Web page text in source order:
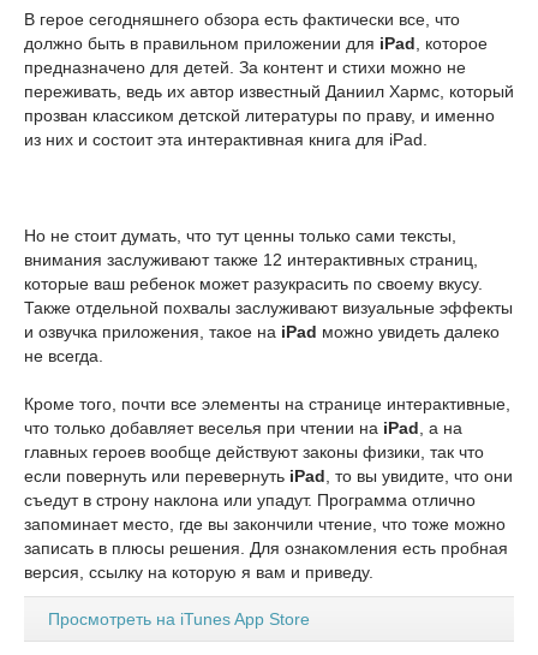
В герое сегодняшнего обзора есть фактически все, что
должно быть в правильном приложении для iPad , которое
предназначено для детей. За контент и стихи можно не
переживать, ведь их автор известный Даниил Хармс, который
прозван классиком детской литературы по праву, и именно
из них и состоит эта интерактивная книга для iPad.
Но не стоит думать, что тут ценны только сами тексты,
внимания заслуживают также 12 интерактивных страниц,
которые ваш ребенок может разукрасить по своему вкусу.
Также отдельной похвалы заслуживают визуальные эффекты
и озвучка приложения, такое на iPad можно увидеть далеко
не всегда.
Кроме того, почти все элементы на странице интерактивные,
что только добавляет веселья при чтении на iPad , а на
главных героев вообще действуют законы физики, так что
если повернуть или перевернуть iPad , то вы увидите, что они
съедут в строну наклона или упадут. Программа отлично
запоминает место, где вы закончили чтение, что тоже можно
записать в плюсы решения. Для ознакомления есть пробная
версия, ссылку на которую я вам и приведу.
Просмотреть на iTunes App Store